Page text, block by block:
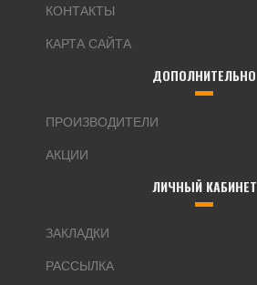
КОНТАКТЫ
КАРТА САЙТА
ДОПОЛНИТЕЛЬНО
ПРОИЗВОДИТЕЛИ
АКЦИИ
ЛИЧНЫЙ КАБИНЕТ
ЗАКЛАДКИ
РАССЫЛКА